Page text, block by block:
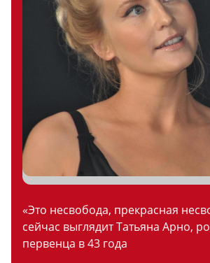
«Это несвобода, прекрасная
сейчас выглядит Татьяна Арно,
первенца в 43 года